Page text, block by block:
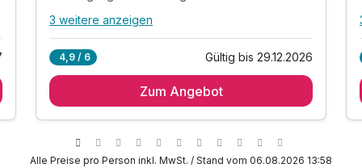
Alle Inklusivleistungen
1 x reichhaltiges Frühstück
inkl. Dampfbad, Sauna und Whirlpool
3 weitere anzeigen
4,9 / 6 Gültig bis 29.12.2026
Zum Angebot
Alle Preise pro Person inkl. MwSt. / Stand vom 06.08.2026 13:58